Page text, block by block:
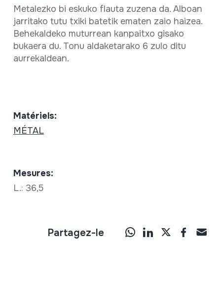
Metalezko bi eskuko flauta zuzena da. Alboan
jarritako tutu txiki batetik ematen zaio haizea.
Behekaldeko muturrean kanpaitxo gisako
bukaera du. Tonu aldaketarako 6 zulo ditu
aurrekaldean.
Matériels:
MÉTAL
Mesures:
L.: 36,5
Partagez-le